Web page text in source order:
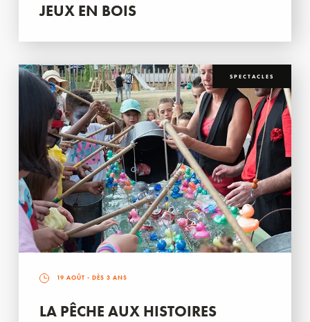
JEUX EN BOIS
SPECTACLES
19 AOÛT - DÈS 3 ANS
LA PÊCHE AUX HISTOIRES